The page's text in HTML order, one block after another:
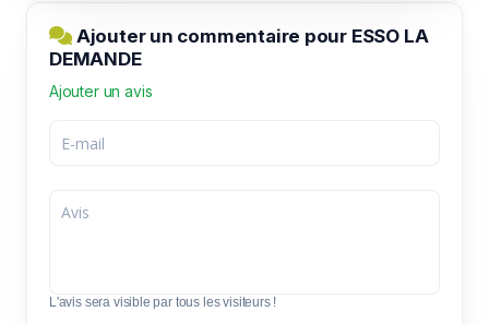
Ajouter un commentaire pour ESSO LA
DEMANDE
Ajouter un avis
L'avis sera visible par tous les visiteurs !